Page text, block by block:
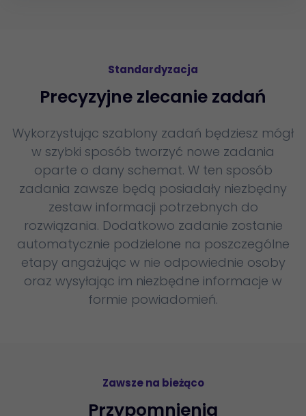
Standardyzacja
Precyzyjne zlecanie zadań
Wykorzystując szablony zadań będziesz mógł
w szybki sposób tworzyć nowe zadania
oparte o dany schemat. W ten sposób
zadania zawsze będą posiadały niezbędny
zestaw informacji potrzebnych do
rozwiązania. Dodatkowo zadanie zostanie
automatycznie podzielone na poszczególne
etapy angażując w nie odpowiednie osoby
oraz wysyłając im niezbędne informacje w
formie powiadomień.
Zawsze na bieżąco
Przypomnienia